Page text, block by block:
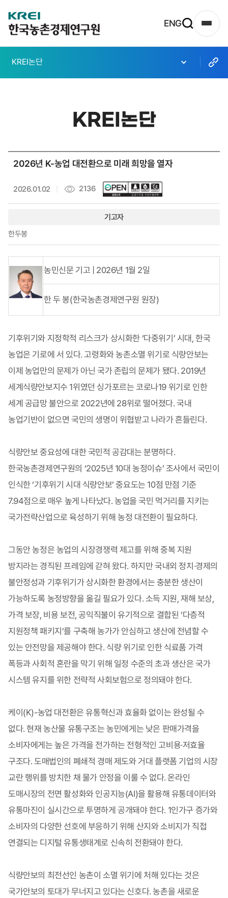
한
국
촌
원
고
ENG
트
맵
KREI논단
KREI논단
2026년 K-농업 대전환으로 미래 희망을 열자
2026.01.02 2136
기고자
한두봉
농민신문 기고 | 2026년 1월 2일
한 두 봉(한국농촌경제연구원 원장)
기후위기와 지정학적 리스크가 상시화한 ‘다중위기’ 시대, 한국
농업은 기로에 서 있다. 고령화와 농촌소멸 위기로 식량안보는
이제 농업만의 문제가 아닌 국가 존립의 문제가 됐다. 2019년
세계식량안보지수 1위였던 싱가포르는 코로나19 위기로 인한
세계 공급망 불안으로 2022년에 28위로 떨어졌다. 국내
농업기반이 없으면 국민의 생명이 위협받고 나라가 흔들린다.
식량안보 중요성에 대한 국민적 공감대는 분명하다.
한국농촌경제연구원의 ‘2025년 10대 농정이슈’ 조사에서 국민이
인식한 ‘기후위기 시대 식량안보’ 중요도는 10점 만점 기준
7.94점으로 매우 높게 나타났다. 농업을 국민 먹거리를 지키는
국가전략산업으로 육성하기 위해 농정 대전환이 필요하다.
그동안 농정은 농업의 시장경쟁력 제고를 위해 중복 지원
방지라는 경직된 프레임에 갇혀 왔다. 하지만 국내외 정치·경제의
불안정성과 기후위기가 상시화한 환경에서는 충분한 생산이
가능하도록 농정방향을 옮길 필요가 있다. 소득 지원, 재해 보상,
가격 보장, 비용 보전, 공익직불이 유기적으로 결합된 ‘다층적
지원정책 패키지’를 구축해 농가가 안심하고 생산에 전념할 수
있는 안전망을 제공해야 한다. 식량 위기로 인한 식료품 가격
폭등과 사회적 혼란을 막기 위해 일정 수준의 초과 생산은 국가
시스템 유지를 위한 전략적 사회보험으로 정의돼야 한다.
케이(K)-농업 대전환은 유통혁신과 효율화 없이는 완성될 수
없다. 현재 농산물 유통구조는 농민에게는 낮은 판매가격을
소비자에게는 높은 가격을 전가하는 전형적인 고비용·저효율
구조다. 도매법인의 폐쇄적 경매 제도와 거대 플랫폼 기업의 시장
교란 행위를 방치한 채 물가 안정을 이룰 수 없다. 온라인
도매시장의 전면 활성화와 인공지능(AI)을 활용해 유통데이터와
유통마진이 실시간으로 투명하게 공개돼야 한다. 1인가구 증가와
소비자의 다양한 선호에 부응하기 위해 산지와 소비지가 직접
연결되는 디지털 유통생태계로 신속히 전환돼야 한다.
식량안보의 최전선인 농촌이 소멸 위기에 처해 있다는 것은
국가안보의 토대가 무너지고 있다는 신호다. 농촌을 새로운